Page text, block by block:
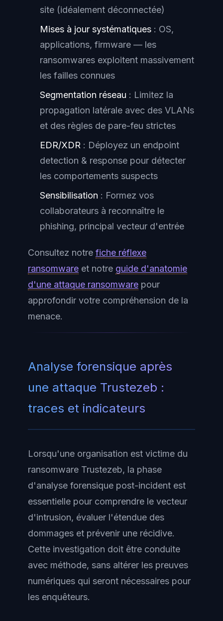
site (idéalement déconnectée)
Mises à jour systématiques : OS,
applications, firmware — les
ransomwares exploitent massivement
les failles connues
Segmentation réseau : Limitez la
propagation latérale avec des VLANs
et des règles de pare-feu strictes
EDR/XDR : Déployez un endpoint
detection & response pour détecter
les comportements suspects
Sensibilisation : Formez vos
collaborateurs à reconnaître le
phishing, principal vecteur d'entrée
Consultez notre fiche réflexe
ransomware et notre guide d'anatomie
d'une attaque ransomware pour
approfondir votre compréhension de la
menace.
Analyse forensique après
une attaque Trustezeb :
traces et indicateurs
Lorsqu'une organisation est victime du
ransomware Trustezeb, la phase
d'analyse forensique post-incident est
essentielle pour comprendre le vecteur
d'intrusion, évaluer l'étendue des
dommages et prévenir une récidive.
Cette investigation doit être conduite
avec méthode, sans altérer les preuves
numériques qui seront nécessaires pour
les enquêteurs.